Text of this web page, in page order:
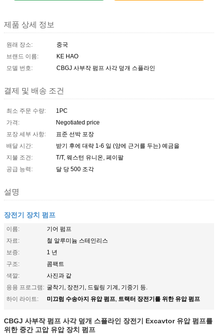
제품 상세 정보
원래 장소:
중국
브랜드 이름:
KE HAO
모델 번호:
CBGJ 사부작 펌프 사각 덮개 스플라인
결제 및 배송 조건
최소 주문 수량:
1PC
가격:
Negotiated price
포장 세부 사항:
표준 선박 포장
배달 시간:
받기 후에 대략 1-6 일 (양에 근거를 두는) 예금을
지불 조건:
T/T, 웨스턴 유니온, 페이팔
공급 능력:
달 당 500 조각
설명
장전기 장치 펌프
이름:
기어 펌프
자료:
철 알루미늄 스테인리스
보증:
1 년
구조:
콤팩트
색깔:
사진과 같
응용 프로그램: 굴착기, 장전기, 드릴링 기계, 기중기 등.
하이 라이트:
미끄럼 수송아지 유압 펌프, 트랙터 장전기를 위한 유압 펌프
CBGJ 사부작 펌프 사각 덮개 스플라인 장전기 Excavtor 유압 펌프를
위한 중간 고압 유압 장치 펌프